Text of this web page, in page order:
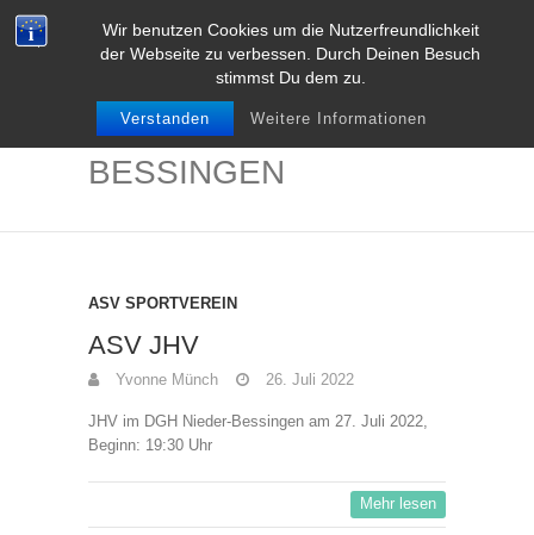
Wir benutzen Cookies um die Nutzerfreundlichkeit
der Webseite zu verbessen. Durch Deinen Besuch
stimmst Du dem zu.
Verstanden Weitere Informationen
NIEDER-
BESSINGEN
ASV SPORTVEREIN
ASV JHV
Yvonne Münch 26. Juli 2022
JHV im DGH Nieder-Bessingen am 27. Juli 2022,
Beginn: 19:30 Uhr
Mehr lesen